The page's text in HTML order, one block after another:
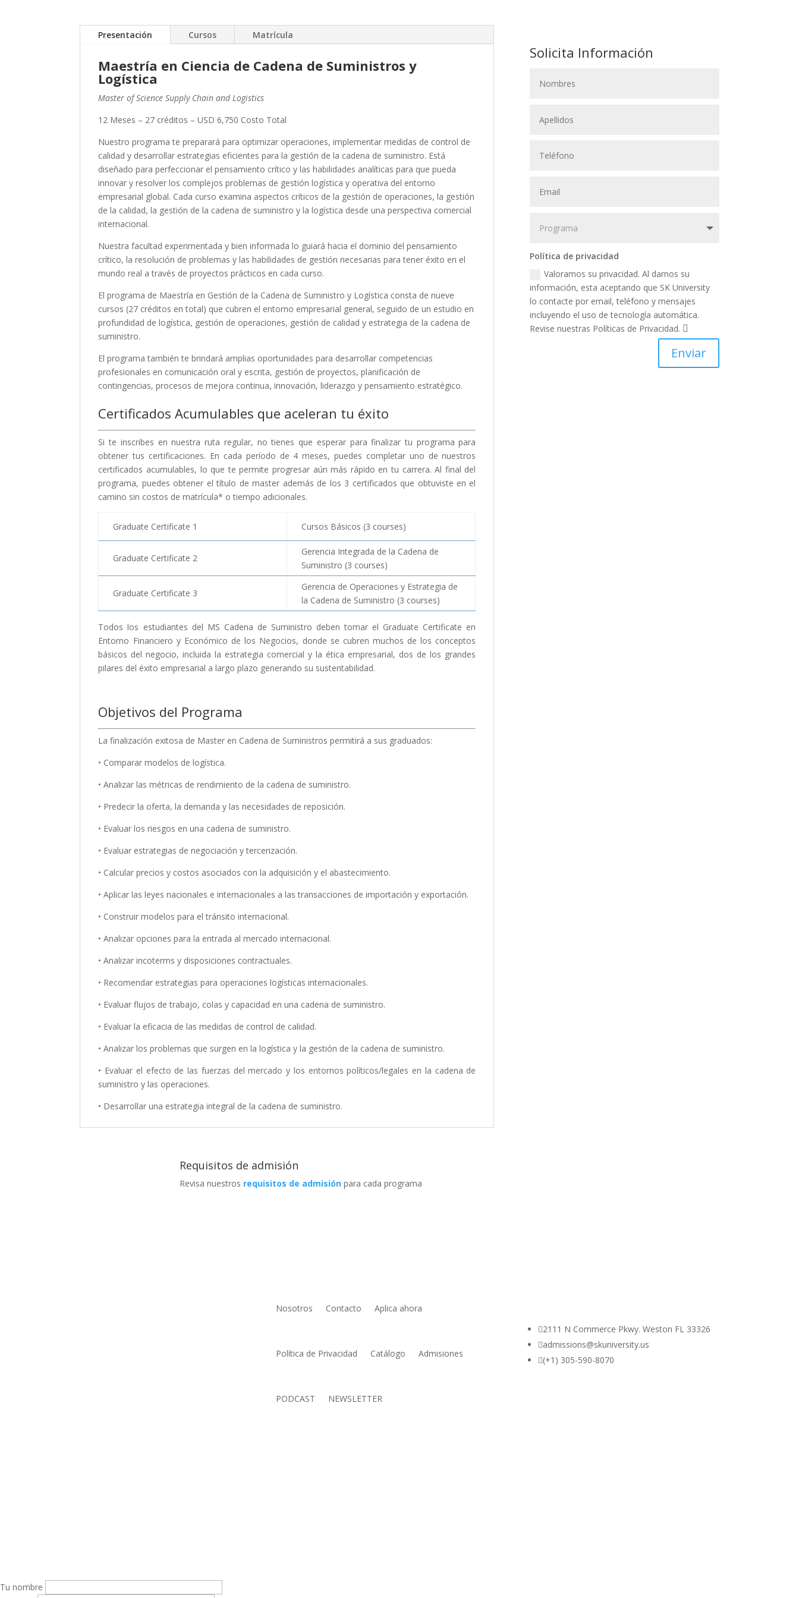
Presentación Cursos Matrícula
Maestría en Ciencia de Cadena de Suministros y
Logística
Master of Science Supply Chain and Logistics
12 Meses – 27 créditos – USD 6,750 Costo Total
Nuestro programa te preparará para optimizar operaciones, implementar medidas de control de
calidad y desarrollar estrategias eficientes para la gestión de la cadena de suministro. Está
diseñado para perfeccionar el pensamiento crítico y las habilidades analíticas para que pueda
innovar y resolver los complejos problemas de gestión logística y operativa del entorno
empresarial global. Cada curso examina aspectos críticos de la gestión de operaciones, la gestión
de la calidad, la gestión de la cadena de suministro y la logística desde una perspectiva comercial
internacional.
Nuestra facultad experimentada y bien informada lo guiará hacia el dominio del pensamiento
crítico, la resolución de problemas y las habilidades de gestión necesarias para tener éxito en el
mundo real a través de proyectos prácticos en cada curso.
El programa de Maestría en Gestión de la Cadena de Suministro y Logística consta de nueve
cursos (27 créditos en total) que cubren el entorno empresarial general, seguido de un estudio en
profundidad de logística, gestión de operaciones, gestión de calidad y estrategia de la cadena de
suministro.
El programa también te brindará amplias oportunidades para desarrollar competencias
profesionales en comunicación oral y escrita, gestión de proyectos, planificación de
contingencias, procesos de mejora continua, innovación, liderazgo y pensamiento estratégico.
Certificados Acumulables que aceleran tu éxito
Si te inscribes en nuestra ruta regular, no tienes que esperar para finalizar tu programa para
obtener tus certificaciones. En cada período de 4 meses, puedes completar uno de nuestros
certificados acumulables, lo que te permite progresar aún más rápido en tu carrera. Al final del
programa, puedes obtener el título de master además de los 3 certificados que obtuviste en el
camino sin costos de matrícula* o tiempo adicionales.
Graduate Certificate 1 Cursos Básicos (3 courses)
Graduate Certificate 2
Gerencia Integrada de la Cadena de
Suministro (3 courses)
Graduate Certificate 3
Gerencia de Operaciones y Estrategia de
la Cadena de Suministro (3 courses)
Todos los estudiantes del MS Cadena de Suministro deben tomar el Graduate Certificate en
Entorno Financiero y Económico de los Negocios, donde se cubren muchos de los conceptos
básicos del negocio, incluida la estrategia comercial y la ética empresarial, dos de los grandes
pilares del éxito empresarial a largo plazo generando su sustentabilidad.
Objetivos del Programa
La finalización exitosa de Master en Cadena de Suministros permitirá a sus graduados:
• Comparar modelos de logística.
• Analizar las métricas de rendimiento de la cadena de suministro.
• Predecir la oferta, la demanda y las necesidades de reposición.
• Evaluar los riesgos en una cadena de suministro.
• Evaluar estrategias de negociación y tercerización.
• Calcular precios y costos asociados con la adquisición y el abastecimiento.
• Aplicar las leyes nacionales e internacionales a las transacciones de importación y exportación.
• Construir modelos para el tránsito internacional.
• Analizar opciones para la entrada al mercado internacional.
• Analizar incoterms y disposiciones contractuales.
• Recomendar estrategias para operaciones logísticas internacionales.
• Evaluar flujos de trabajo, colas y capacidad en una cadena de suministro.
• Evaluar la eficacia de las medidas de control de calidad.
• Analizar los problemas que surgen en la logística y la gestión de la cadena de suministro.
• Evaluar el efecto de las fuerzas del mercado y los entornos políticos/legales en la cadena de
suministro y las operaciones.
• Desarrollar una estrategia integral de la cadena de suministro.
Solicita Información
Política de privacidad
Valoramos su privacidad. Al darnos su
información, esta aceptando que SK University
lo contacte por email, teléfono y mensajes
incluyendo el uso de tecnología automática.
Revise nuestras Políticas de Privacidad.
Enviar
Requisitos de admisión
Revisa nuestros requisitos de admisión para cada programa
Nosotros Contacto Aplica ahora
Política de Privacidad Catálogo Admisiones
PODCAST NEWSLETTER
2111 N Commerce Pkwy. Weston FL 33326
admissions@skuniversity.us
(+1) 305-590-8070
Tu nombre